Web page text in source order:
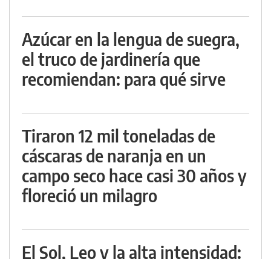
Azúcar en la lengua de suegra,
el truco de jardinería que
recomiendan: para qué sirve
Tiraron 12 mil toneladas de
cáscaras de naranja en un
campo seco hace casi 30 años y
floreció un milagro
El Sol, Leo y la alta intensidad: